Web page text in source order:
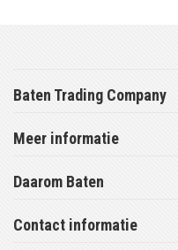
Baten Trading Company
Meer informatie
Daarom Baten
Contact informatie